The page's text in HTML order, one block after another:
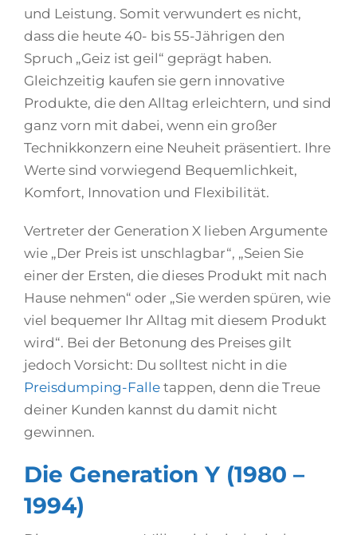
und Leistung. Somit verwundert es nicht,
dass die heute 40- bis 55-Jährigen den
Spruch „Geiz ist geil“ geprägt haben.
Gleichzeitig kaufen sie gern innovative
Produkte, die den Alltag erleichtern, und sind
ganz vorn mit dabei, wenn ein großer
Technikkonzern eine Neuheit präsentiert. Ihre
Werte sind vorwiegend Bequemlichkeit,
Komfort, Innovation und Flexibilität.
Vertreter der Generation X lieben Argumente
wie „Der Preis ist unschlagbar“, „Seien Sie
einer der Ersten, die dieses Produkt mit nach
Hause nehmen“ oder „Sie werden spüren, wie
viel bequemer Ihr Alltag mit diesem Produkt
wird“. Bei der Betonung des Preises gilt
jedoch Vorsicht: Du solltest nicht in die
Preisdumping-Falle tappen, denn die Treue
deiner Kunden kannst du damit nicht
gewinnen.
Die Generation Y (1980 –
1994)